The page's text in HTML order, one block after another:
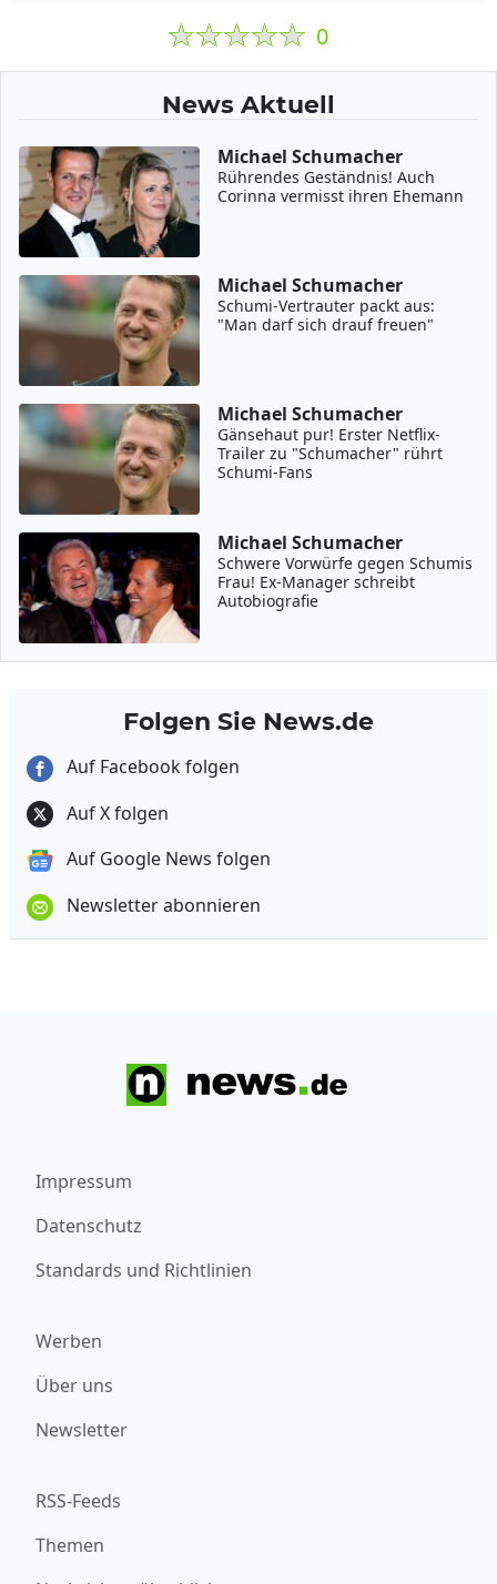
0
News Aktuell
Michael Schumacher
Rührendes Geständnis! Auch
Corinna vermisst ihren Ehemann
Michael Schumacher
Schumi-Vertrauter packt aus:
"Man darf sich drauf freuen"
Michael Schumacher
Gänsehaut pur! Erster Netflix-
Trailer zu "Schumacher" rührt
Schumi-Fans
Michael Schumacher
Schwere Vorwürfe gegen Schumis
Frau! Ex-Manager schreibt
Autobiografie
Folgen Sie News.de
Auf Facebook folgen
Auf X folgen
Auf Google News folgen
Newsletter abonnieren
Impressum
Datenschutz
Standards und Richtlinien
Werben
Über uns
Newsletter
RSS-Feeds
Themen